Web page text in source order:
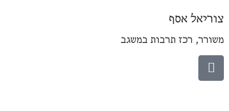
צוריאל אסף
משורר, רכז תרבות במשגב